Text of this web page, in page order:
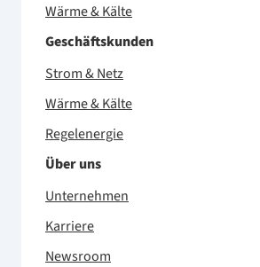
Wärme & Kälte
Geschäftskunden
Strom & Netz
Wärme & Kälte
Regelenergie
Über uns
Unternehmen
Karriere
Newsroom